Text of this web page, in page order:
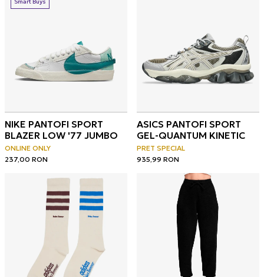
NIKE PANTOFI SPORT
BLAZER LOW '77 JUMBO
ONLINE ONLY
237,00 RON
ASICS PANTOFI SPORT
GEL-QUANTUM KINETIC
PRET SPECIAL
935,99 RON